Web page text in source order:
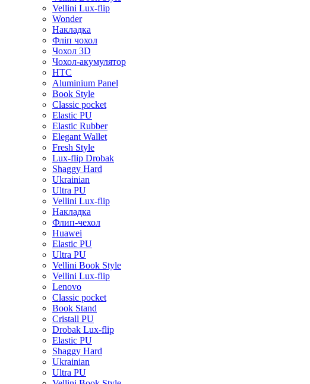
Vellini Lux-flip
Wonder
Накладка
Фліп чохол
Чохол 3D
Чохол-акумулятор
HTC
Aluminium Panel
Book Style
Classic pocket
Elastic PU
Elastic Rubber
Elegant Wallet
Fresh Style
Lux-flip Drobak
Shaggy Hard
Ukrainian
Ultra PU
Vellini Lux-flip
Накладка
Флип-чехол
Huawei
Elastic PU
Ultra PU
Vellini Book Style
Vellini Lux-flip
Lenovo
Classic pocket
Book Stand
Cristall PU
Drobak Lux-flip
Elastic PU
Shaggy Hard
Ukrainian
Ultra PU